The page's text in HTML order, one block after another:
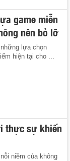
game miễn
nên bỏ lỡ
lựa chọn
hiện tại cho ...
thực sự khiến
niềm của không